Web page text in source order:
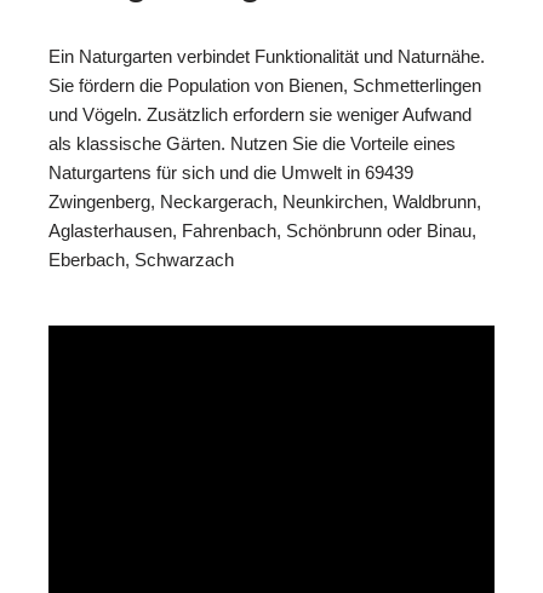
Ein Naturgarten verbindet Funktionalität und Naturnähe.
Sie fördern die Population von Bienen, Schmetterlingen
und Vögeln. Zusätzlich erfordern sie weniger Aufwand
als klassische Gärten. Nutzen Sie die Vorteile eines
Naturgartens für sich und die Umwelt in 69439
Zwingenberg, Neckargerach, Neunkirchen, Waldbrunn,
Aglasterhausen, Fahrenbach, Schönbrunn oder Binau,
Eberbach, Schwarzach